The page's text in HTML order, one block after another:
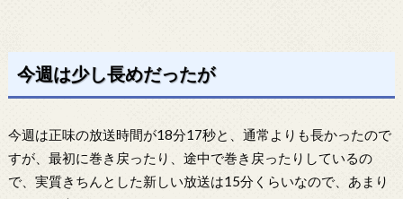
今週は少し長めだったが
今週は正味の放送時間が18分17秒と、通常よりも長かったので
すが、最初に巻き戻ったり、途中で巻き戻ったりしているの
で、実質きちんとした新しい放送は15分くらいなので、あまり